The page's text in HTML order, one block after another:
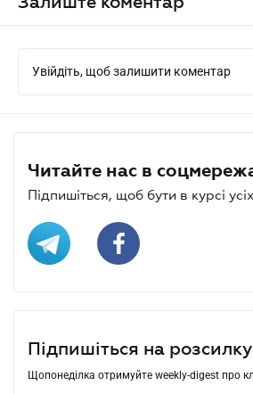
Увійдіть, щоб залишити коментар
Читайте нас в
Підпишіться, щоб бути в курсі
Підпишіться на розсилку
Щопонеділка отримуйте weekly-digest про